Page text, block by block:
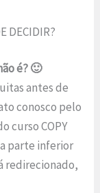
DECIDIR?
é? 🙂
antes de
conosco pelo
curso COPY
parte inferior
redirecionado,